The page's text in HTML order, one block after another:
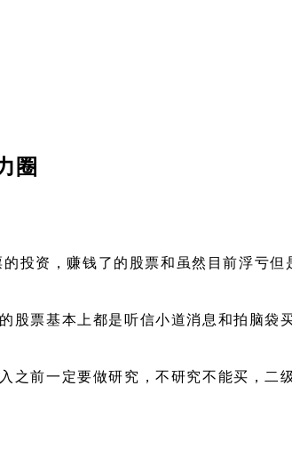
圈
投资，赚钱了的股票和虽然目前浮亏但
股票基本上都是听信小道消息和拍脑袋买
之前一定要做研究，不研究不能买，二